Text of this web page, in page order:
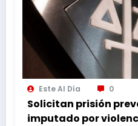
Este Al Día 0
Solicitan prisión
imputado por